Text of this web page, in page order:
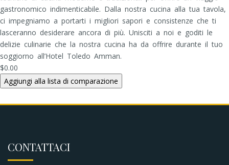
gastronomico indimenticabile. Dalla nostra cucina alla tua tavola,
ci impegniamo a portarti i migliori sapori e consistenze che ti
lasceranno desiderare ancora di più. Unisciti a noi e goditi le
delizie culinarie che la nostra cucina ha da offrire durante il tuo
soggiorno all’Hotel Toledo Amman.
$0.00
CONTATTACI